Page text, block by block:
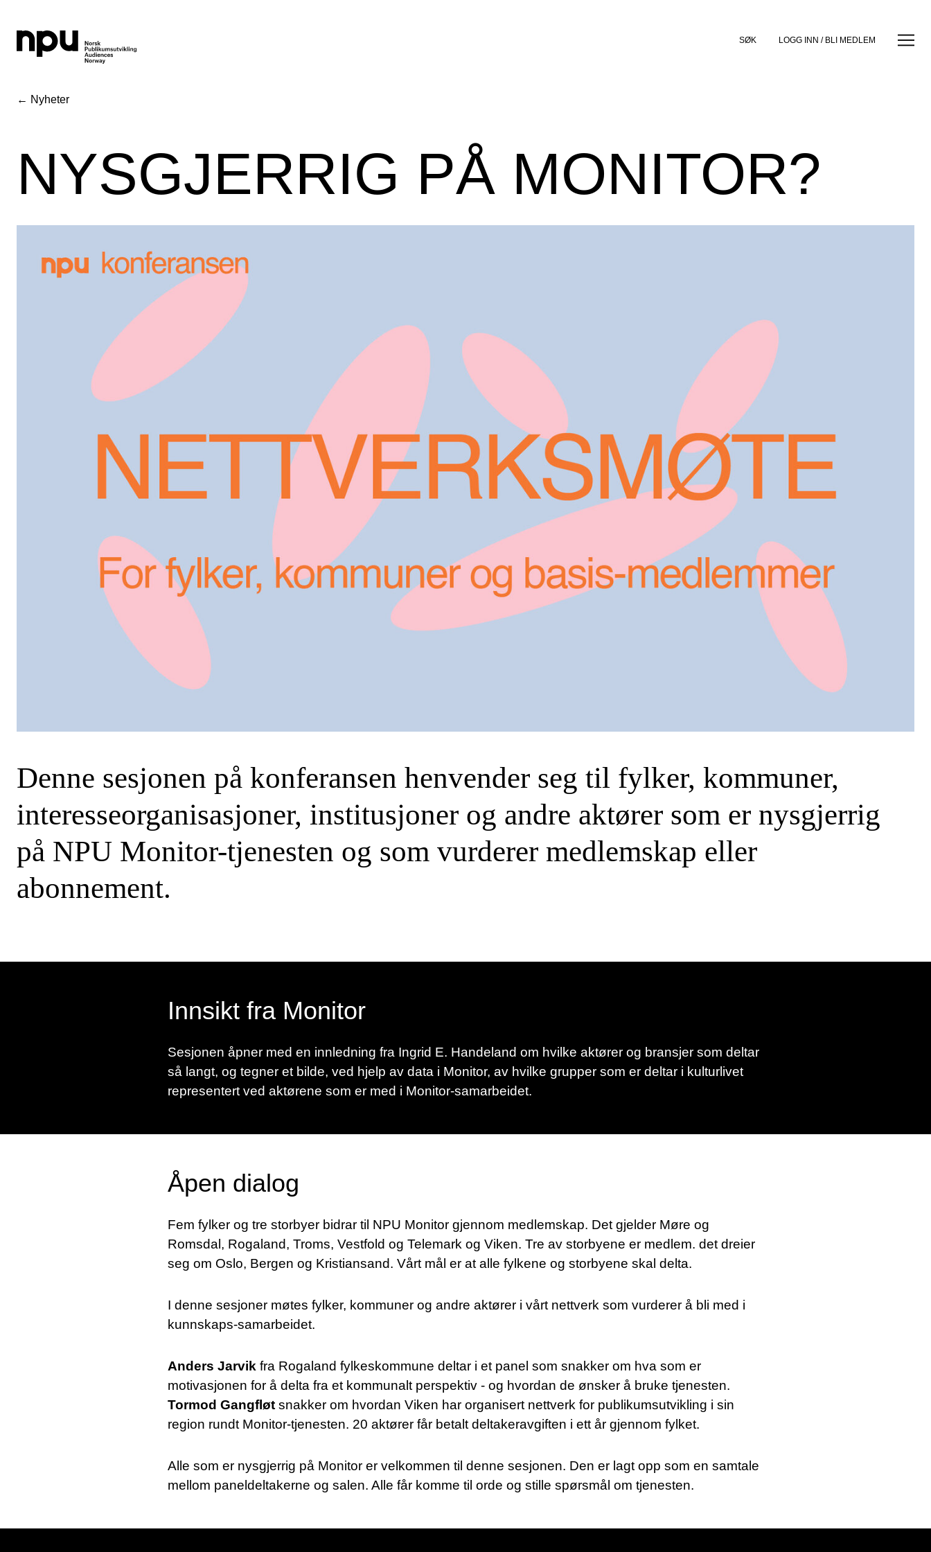
SØK LOGG INN / BLI MEDLEM
SØK
← Nyheter
NYSGJERRIG PÅ MONITOR?
Denne sesjonen på konferansen henvender seg til fylker, kommuner,
interesseorganisasjoner, institusjoner og andre aktører som er nysgjerrig
på NPU Monitor-tjenesten og som vurderer medlemskap eller
abonnement.
Innsikt fra Monitor
Sesjonen åpner med en innledning fra Ingrid E. Handeland om hvilke aktører og bransjer som deltar
så langt, og tegner et bilde, ved hjelp av data i Monitor, av hvilke grupper som er deltar i kulturlivet
representert ved aktørene som er med i Monitor-samarbeidet.
Åpen dialog
Fem fylker og tre storbyer bidrar til NPU Monitor gjennom medlemskap. Det gjelder Møre og
Romsdal, Rogaland, Troms, Vestfold og Telemark og Viken. Tre av storbyene er medlem. det dreier
seg om Oslo, Bergen og Kristiansand. Vårt mål er at alle fylkene og storbyene skal delta.
I denne sesjoner møtes fylker, kommuner og andre aktører i vårt nettverk som vurderer å bli med i
kunnskaps-samarbeidet.
Anders Jarvik fra Rogaland fylkeskommune deltar i et panel som snakker om hva som er
motivasjonen for å delta fra et kommunalt perspektiv - og hvordan de ønsker å bruke tjenesten.
Tormod Gangfløt snakker om hvordan Viken har organisert nettverk for publikumsutvikling i sin
region rundt Monitor-tjenesten. 20 aktører får betalt deltakeravgiften i ett år gjennom fylket.
Alle som er nysgjerrig på Monitor er velkommen til denne sesjonen. Den er lagt opp som en samtale
mellom paneldeltakerne og salen. Alle får komme til orde og stille spørsmål om tjenesten.